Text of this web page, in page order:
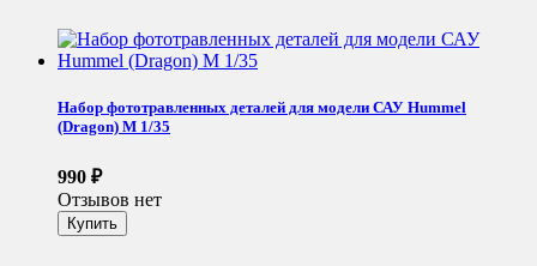
Набор фототравленных деталей для модели САУ Hummel
(Dragon) М 1/35
990 ₽
Отзывов нет